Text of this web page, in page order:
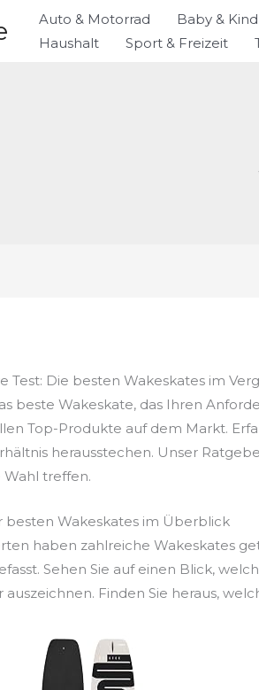
Auto & Motorrad Baby & Kind
Haushalt
Sport & Freizeit
Test: Die besten Wakeskates im
beste Wakeskate, das Ihren
Top-Produkte auf dem Markt.
herausstechen. Unser
Wahl treffen.
besten Wakeskates im Überblick
haben zahlreiche Wakeskates
Sehen Sie auf einen Blick,
auszeichnen. Finden Sie heraus,